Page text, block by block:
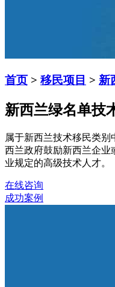
首页 > 移民项目 > 新
新西兰绿名单技
属于新西兰技术移民类
西兰政府鼓励新西兰企业
业规定的高级技术人才。
在线咨询
成功案例